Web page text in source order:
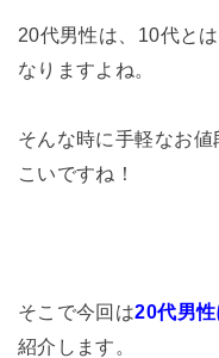
20代男性は、10代と
なりますよね。
そんな時に手軽なお
こいですね！
そこで今回は20代男
紹介します。